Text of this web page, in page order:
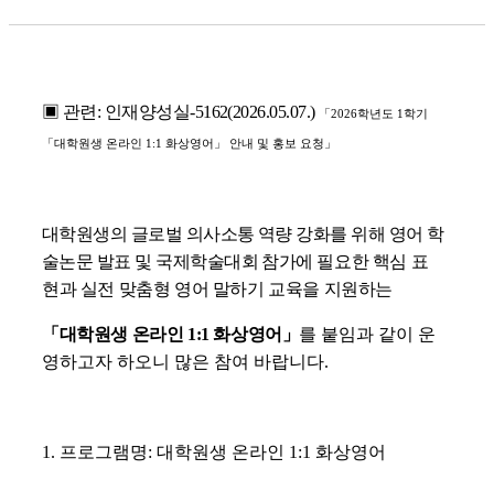
▣ 관련 : 인재양성실-5162(2026.05.07.) 「 2026학년도 1 학기
「 대학원생 온라인 1:1 화상영어 」 안내 및 홍보 요청 」
대학원생의 글로벌 의사소통 역량 강화를 위해 영어 학
술논문 발표 및 국제학술대회 참가에 필요한 핵심 표
현과 실전 맞춤형 영어 말하기 교육을 지원하는
「 대학원생 온라인 1:1화상영어 」 를 붙임과 같이 운
영하고자 하오니 많은 참여 바랍니다.
1. 프로그램명: 대학원생 온라인 1:1 화상영어